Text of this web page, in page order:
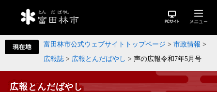
富田林市公式ウェブサイトトップページ > 市政情報 >
広報誌 > 広報とんだばやし > 声の広報令和7年5月号
広報とんだばやし